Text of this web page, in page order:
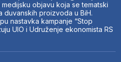
objavu koja se tematski
duvanskih proizvoda u BiH.
nastavka kampanje “Stop
UIO i Udruženje ekonomista RS